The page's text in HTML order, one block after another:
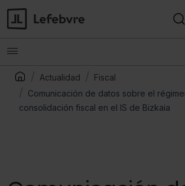
Actualidad
Fiscal
Comunicación de datos sobre el
consolidación fiscal en el IS de Bizkaia